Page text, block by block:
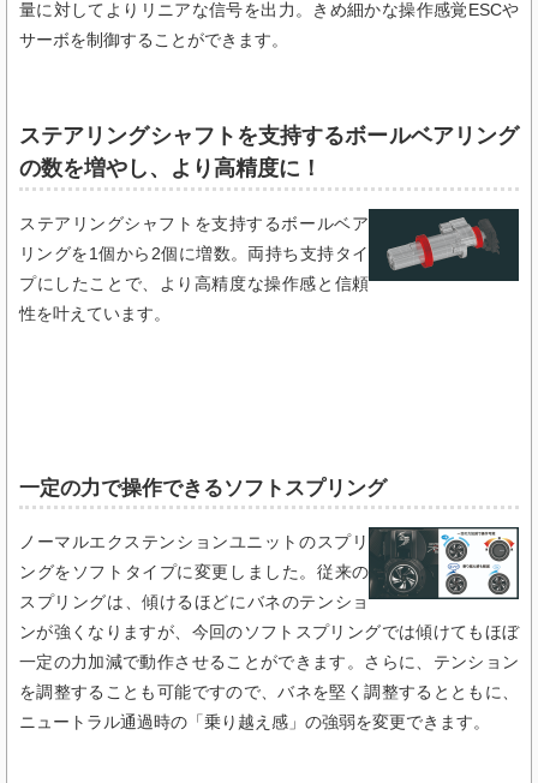
量に対してよりリニアな信号を出力。きめ細かな操作感覚ESCや
サーボを制御することができます。
ステアリングシャフトを支持するボールベアリング
の数を増やし、より高精度に！
ステアリングシャフトを支持するボールベア
リングを1個から2個に増数。両持ち支持タイ
プにしたことで、より高精度な操作感と信頼
性を叶えています。
一定の力で操作できるソフトスプリング​
ノーマルエクステンションユニットのスプリ
ングをソフトタイプに変更しました。従来の
スプリングは、傾けるほどにバネのテンショ
ンが強くなりますが、今回のソフトスプリングでは傾けてもほぼ
一定の力加減で動作させることができます。さらに、テンション
を調整することも可能ですので、バネを堅く調整するとともに、
ニュートラル通過時の「乗り越え感」の強弱を変更できます。